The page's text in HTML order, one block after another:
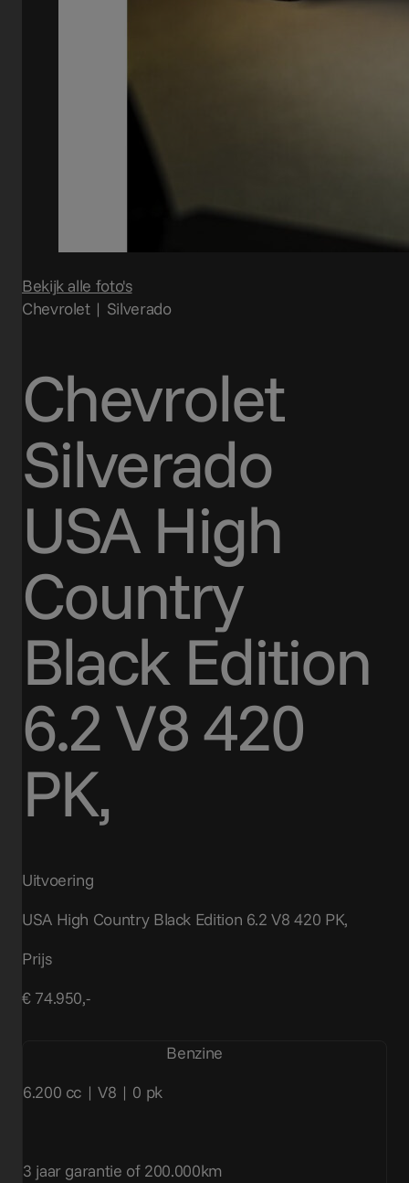
Bekijk alle foto's
Chevrolet | Silverado
Chevrolet
Silverado
USA High
Country
Black Edition
6.2 V8 420
PK,
Uitvoering
USA High Country Black Edition 6.2 V8 420 PK,
Prijs
€ 74.950,-
6.200 cc | V8 | 0 pk
Benzine
3 jaar garantie of 200.000km